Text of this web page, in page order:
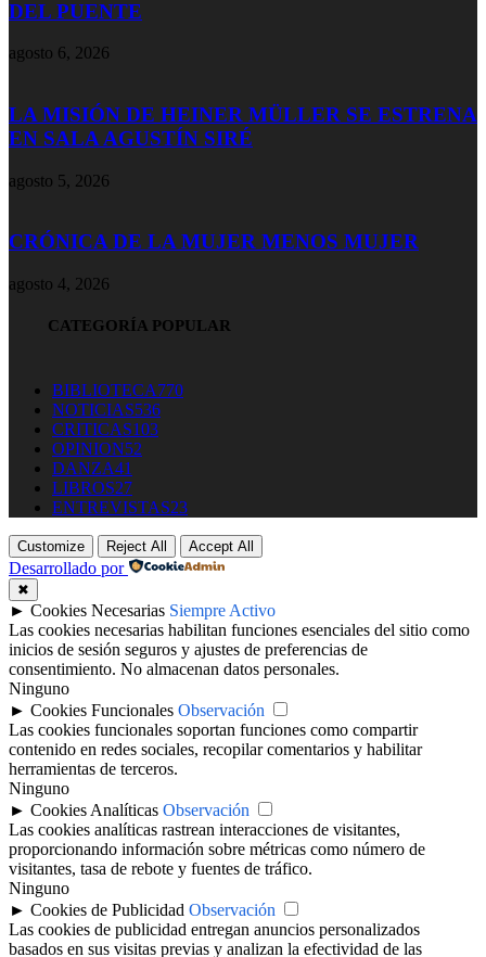
DEL PUENTE
agosto 6, 2026
LA MISIÓN DE HEINER MÜLLER SE ESTRENA
EN SALA AGUSTÍN SIRÉ
agosto 5, 2026
CRÓNICA DE LA MUJER MENOS MUJER
agosto 4, 2026
CATEGORÍA POPULAR
BIBLIOTECA770
NOTICIAS536
CRITICAS103
OPINION52
DANZA41
LIBROS27
ENTREVISTAS23
Customize Reject All Accept All
Desarrollado por
✖
► Cookies Necesarias Siempre Activo
Las cookies necesarias habilitan funciones esenciales del sitio como
inicios de sesión seguros y ajustes de preferencias de
consentimiento. No almacenan datos personales.
Ninguno
► Cookies Funcionales Observación
Las cookies funcionales soportan funciones como compartir
contenido en redes sociales, recopilar comentarios y habilitar
herramientas de terceros.
Ninguno
► Cookies Analíticas Observación
Las cookies analíticas rastrean interacciones de visitantes,
proporcionando información sobre métricas como número de
visitantes, tasa de rebote y fuentes de tráfico.
Ninguno
► Cookies de Publicidad Observación
Las cookies de publicidad entregan anuncios personalizados
basados en sus visitas previas y analizan la efectividad de las